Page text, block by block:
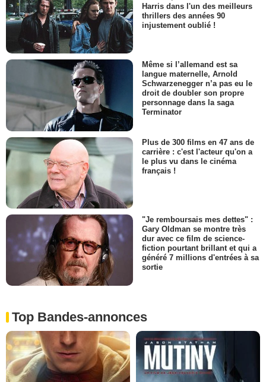
Harris dans l'un des meilleurs
thrillers des années 90
injustement oublié !
Même si l’allemand est sa
langue maternelle, Arnold
Schwarzenegger n’a pas eu le
droit de doubler son propre
personnage dans la saga
Terminator
Plus de 300 films en 47 ans de
carrière : c'est l'acteur qu'on a
le plus vu dans le cinéma
français !
"Je remboursais mes dettes" :
Gary Oldman se montre très
dur avec ce film de science-
fiction pourtant brillant et qui a
généré 7 millions d'entrées à sa
sortie
Top Bandes-annonces